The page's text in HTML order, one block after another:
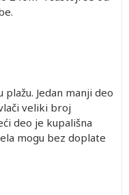
Jedan manji deo
veliki broj
deo je kupališna
mogu bez doplate